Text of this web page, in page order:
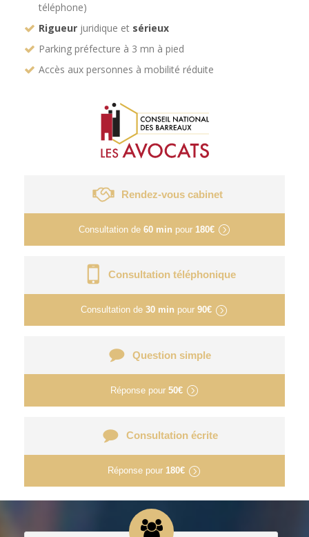
téléphone)
Rigueur juridique et sérieux
Parking préfecture à 3 mn à pied
Accès aux personnes à mobilité réduite
Rendez-vous cabinet
Consultation de 60 min pour 180€
Consultation téléphonique
Consultation de 30 min pour 90€
Question simple
Réponse pour 50€
Consultation écrite
Réponse pour 180€